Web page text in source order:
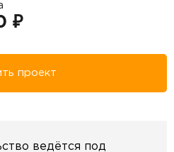
₽
проект
ведётся под